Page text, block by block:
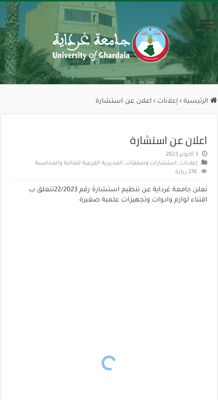
الرئيسية › إعلانات › اعلان عن استشارة
اعلان عن استشارة
3 أكتوبر 2023
إعلانات, استشارات وصفقات, المديرية الفرعية للمالية والمحاسبة
276 زيارة
تعلن جامعة غرداية عن تنظيم استشارة رقم 22/2023تتعلق ب
اقتناء لوازم وادوات وتجهيزات علمية صغيرة